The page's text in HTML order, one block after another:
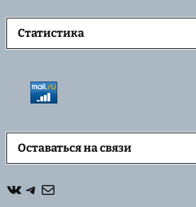
Статистика
Оставаться на связи
ВКонтакте Telegram Почта